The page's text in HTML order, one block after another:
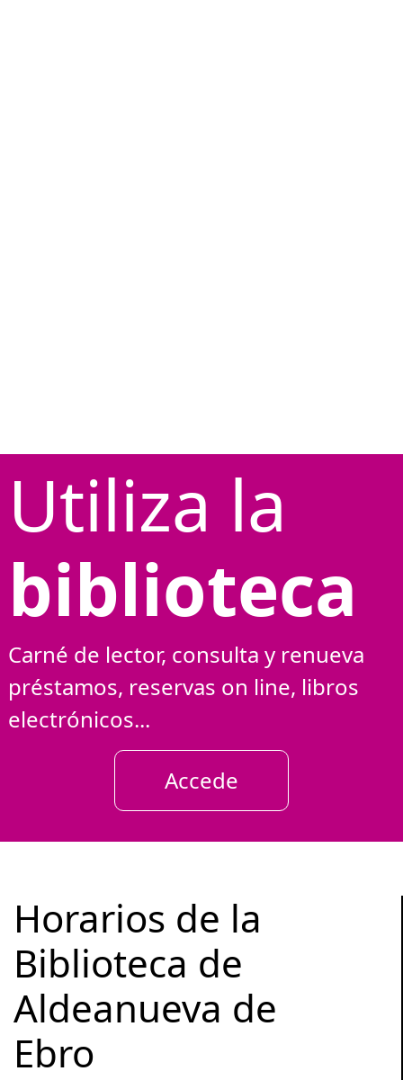
Utiliza la
biblioteca
Carné de lector, consulta y renueva
préstamos, reservas on line, libros
electrónicos...
Accede
Horarios de la
Biblioteca de
Aldeanueva de
Ebro